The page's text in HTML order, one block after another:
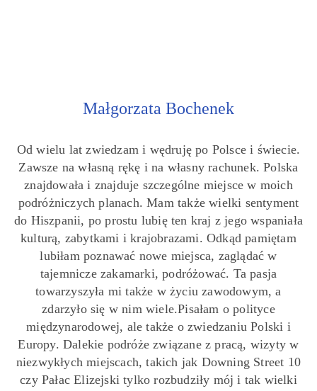
Małgorzata Bochenek
Od wielu lat zwiedzam i wędruję po Polsce i świecie.
Zawsze na własną rękę i na własny rachunek. Polska
znajdowała i znajduje szczególne miejsce w moich
podróżniczych planach. Mam także wielki sentyment
do Hiszpanii, po prostu lubię ten kraj z jego wspaniała
kulturą, zabytkami i krajobrazami. Odkąd pamiętam
lubiłam poznawać nowe miejsca, zaglądać w
tajemnicze zakamarki, podróżować. Ta pasja
towarzyszyła mi także w życiu zawodowym, a
zdarzyło się w nim wiele.Pisałam o polityce
międzynarodowej, ale także o zwiedzaniu Polski i
Europy. Dalekie podróże związane z pracą, wizyty w
niezwykłych miejscach, takich jak Downing Street 10
czy Pałac Elizejski tylko rozbudziły mój i tak wielki